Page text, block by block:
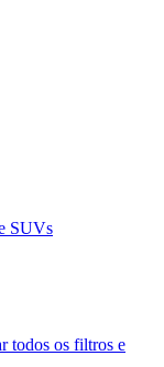
SUVs
todos os filtros e